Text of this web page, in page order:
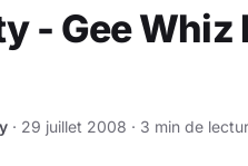
- Gee Whiz
· 29 juillet 2008 · 3 min de